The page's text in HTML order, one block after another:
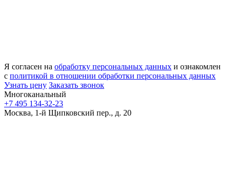
Я согласен на обработку персональных данных и ознакомлен
с политикой в отношении обработки персональных данных
Узнать цену Заказать звонок
Многоканальный
+7 495 134-32-23
Москва, 1-й Щипковский пер., д. 20